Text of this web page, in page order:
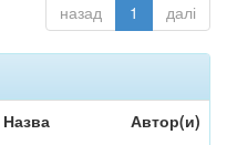
назад 1 далі
Назва Автор(и)